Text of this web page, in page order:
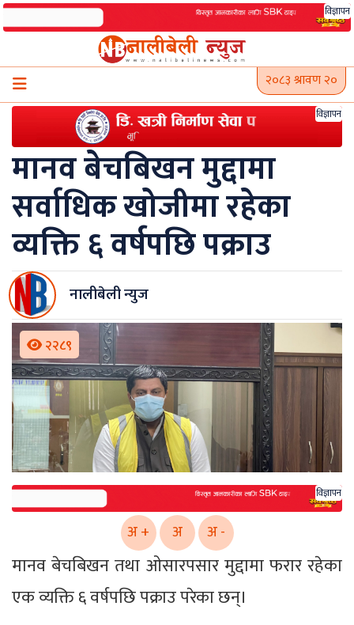
Skip
to
विज्ञापन
२०८३ श्रावण २०
विज्ञापन
मानव बेचबिखन मुद्दामा
सर्वाधिक खोजीमा रहेका
व्यक्ति ६ वर्षपछि पक्राउ
नालीबेली न्युज
२२८९
विज्ञापन
अ + अ अ -
मानव बेचबिखन तथा ओसारपसार मुद्दामा फरार रहेका
एक व्यक्ति ६ वर्षपछि पक्राउ परेका छन्।